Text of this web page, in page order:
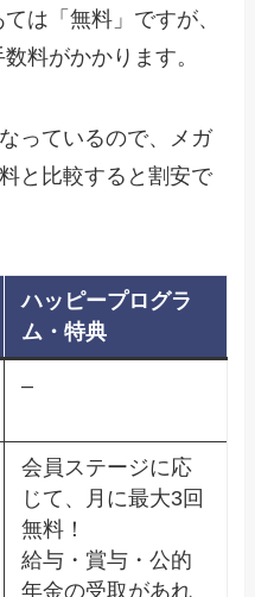
は「無料」ですが、
料がかかります。
っているので、メガ
と比較すると割安で
ハッピープログラ
ム・特典
–
会員ステージに応
じて、月に最大3回
無料！
給与・賞与・公的
年金の受取があれ